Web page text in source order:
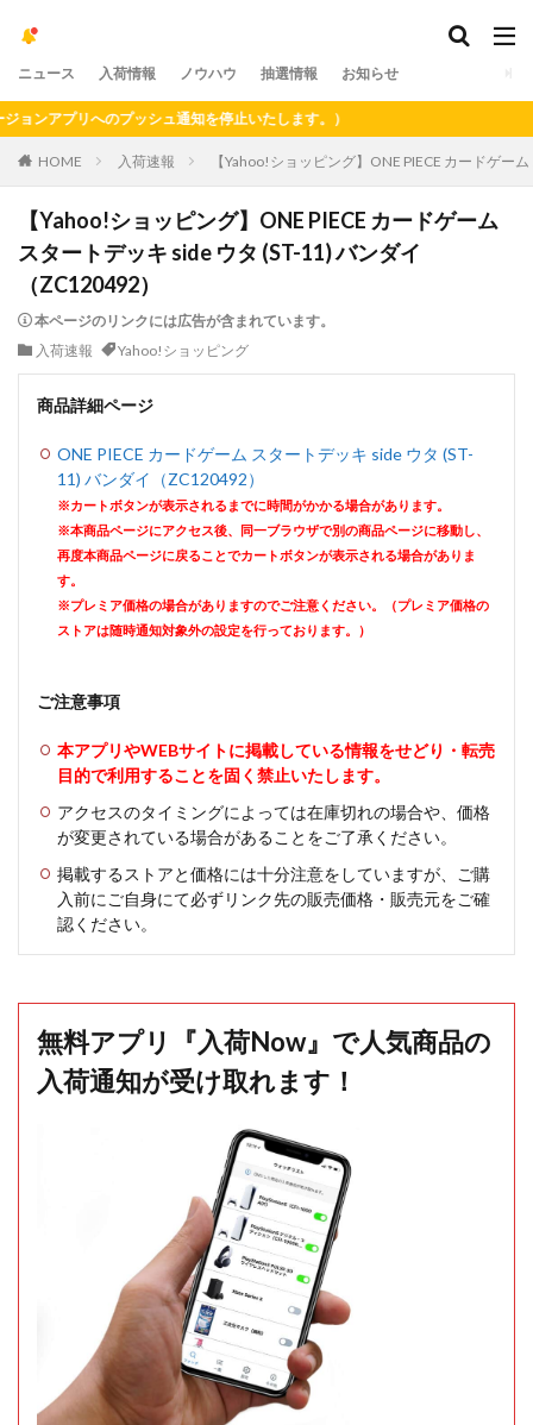
ニュース 入荷情報 ノウハウ 抽選情報 お知らせ
プリへのプッシュ通知を停止いたします。）
HOME 入荷速報 【Yahoo!ショッピング】ONE PIECE カードゲー
【Yahoo!ショッピング】ONE PIECE カードゲーム
スタートデッキ side ウタ (ST-11) バンダイ
（ZC120492）
本ページのリンクには広告が含まれています。
入荷速報
Yahoo!ショッピング
商品詳細ページ
ONE PIECE カードゲーム スタートデッキ side ウタ (ST-
11) バンダイ（ZC120492）
※カートボタンが表示されるまでに時間がかかる場合があります。
※本商品ページにアクセス後、同一ブラウザで別の商品ページに移動し、
再度本商品ページに戻ることでカートボタンが表示される場合がありま
す。
※プレミア価格の場合がありますのでご注意ください。（プレミア価格の
ストアは随時通知対象外の設定を行っております。）
ご注意事項
本アプリやWEBサイトに掲載している情報をせどり・転売
目的で利用することを固く禁止いたします。
アクセスのタイミングによっては在庫切れの場合や、価格
が変更されている場合があることをご了承ください。
掲載するストアと価格には十分注意をしていますが、ご購
入前にご自身にて必ずリンク先の販売価格・販売元をご確
認ください。
無料アプリ『入荷Now』で人気商品の
入荷通知が受け取れます！